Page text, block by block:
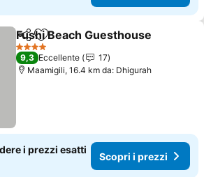
CondividiAggiungi ai preferiti
Fushi Beach Guesthouse
4 Stelle
9,3 Eccellente
17
Maamigili, 16.4 km da: Dhigurah
i prezzi esatti
Scopri i prezzi